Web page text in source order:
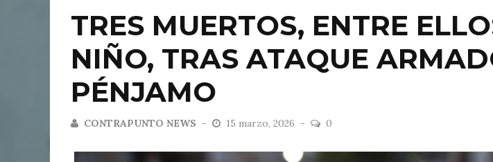
TRES MUERTOS, ENTRE
NIÑO, TRAS ATAQUE
PÉNJAMO
CONTRAPUNTO NEWS 15 marzo, 2026 0